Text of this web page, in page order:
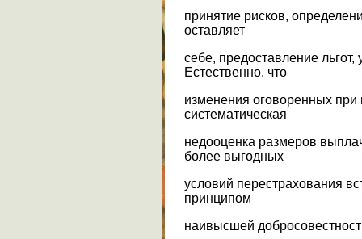
принятие рисков,
оставляет
себе, предоставление
Естественно, что
изменения оговоренных
систематическая
недооценка размеров
более выгодных
условий перестрахования
принципом
наивысшей